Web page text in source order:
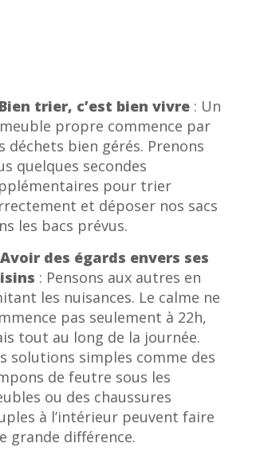
Bien trier, c’est bien vivre : Un
propre commence par
déchets bien gérés. Prenons
quelques secondes
pour trier
et déposer nos sacs
les bacs prévus.
Avoir des égards envers ses
: Pensons aux autres en
les nuisances. Le calme ne
pas seulement à 22h,
tout au long de la journée.
solutions simples comme des
de feutre sous les
ou des chaussures
à l’intérieur peuvent faire
grande différence.